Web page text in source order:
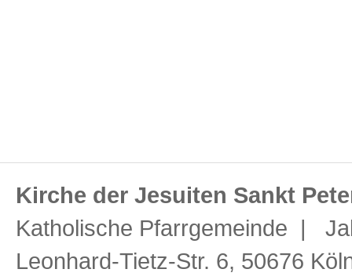
Kirche der Jesuiten Sankt
Katholische Pfarrgemeinde |
Leonhard-Tietz-Str. 6, 50676